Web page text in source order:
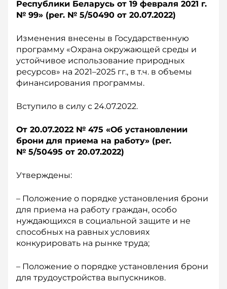
Республики Беларусь от 19 февраля 2021 г.
№ 99» (рег. № 5/50490 от 20.07.2022)
Изменения внесены в Государственную
программу «Охрана окружающей среды и
устойчивое использование природных
ресурсов» на 2021–2025 гг., в т.ч. в объемы
финансирования программы.
Вступило в силу с 24.07.2022.
От 20.07.2022 № 475 «Об установлении
брони для приема на работу» (рег.
№ 5/50495 от 20.07.2022)
Утверждены:
– Положение о порядке установления брони
для приема на работу граждан, особо
нуждающихся в социальной защите и не
способных на равных условиях
конкурировать на рынке труда;
– Положение о порядке установления брони
для трудоустройства выпускников.